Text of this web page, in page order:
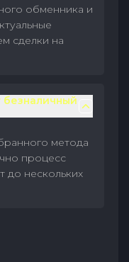
обменника и
сделки на
безналичный
метода
процесс
до нескольких